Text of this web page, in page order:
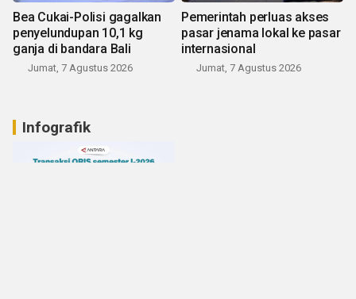
Bea Cukai-Polisi gagalkan
penyelundupan 10,1 kg
ganja di bandara Bali
Jumat, 7 Agustus 2026
Pemerintah perluas akses
pasar jenama lokal ke pasar
internasional
Jumat, 7 Agustus 2026
Infografik